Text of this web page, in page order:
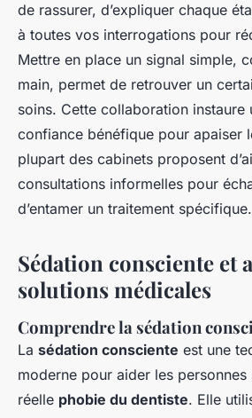
de rassurer, d’expliquer chaque
à toutes vos interrogations pour
Mettre en place un signal simple,
main, permet de retrouver un
soins. Cette collaboration instaure
confiance bénéfique pour apaiser
plupart des cabinets proposent
consultations informelles pour
d’entamer un traitement spécifique.
Sédation consciente et
solutions médicales
Comprendre la sédation
La sédation consciente est une
moderne pour aider les personnes
réelle phobie du dentiste. Elle